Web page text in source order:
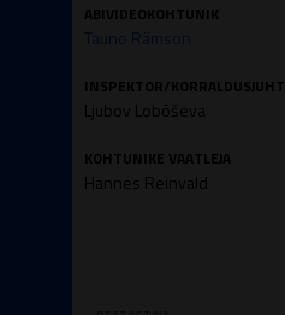
ABIVIDEOKOHTUNIK
Tauno Rämson
INSPEKTOR/KORRALDUSJUHT
Ljubov Lobõševa
KOHTUNIKE VAATLEJA
Hannes Reinvald